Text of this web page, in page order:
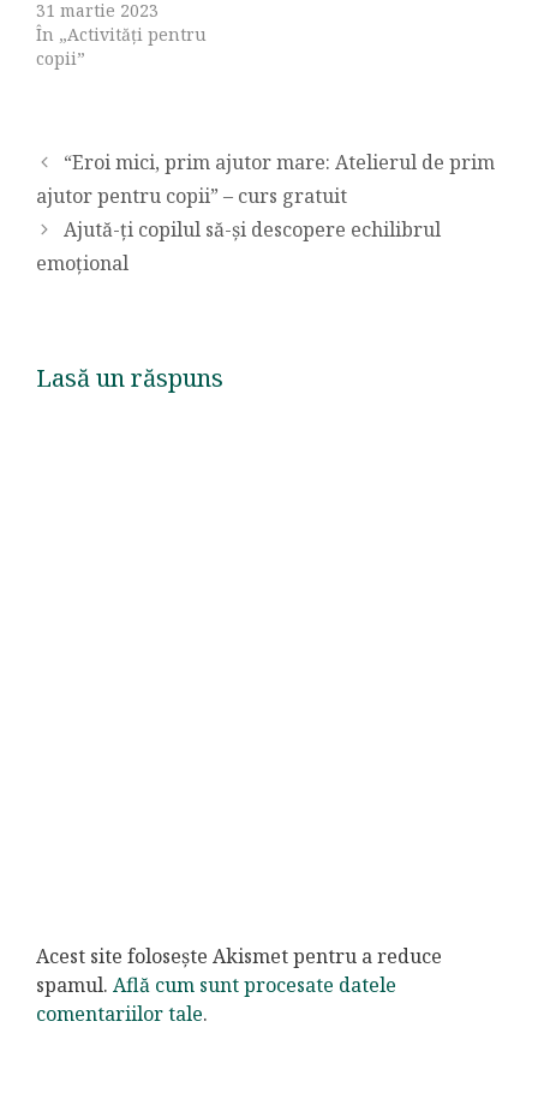
31 martie 2023
În „Activități pentru
copii”
“Eroi mici, prim ajutor mare: Atelierul de prim
ajutor pentru copii” – curs gratuit
Ajută-ți copilul să-și descopere echilibrul
emoțional
Lasă un răspuns
Acest site folosește Akismet pentru a reduce
spamul. Află cum sunt procesate datele
comentariilor tale.